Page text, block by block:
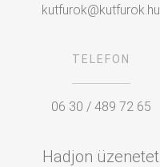
kutfurok@kutfurok.hu
TELEFON
06 30 / 489 72 65
Hadjon üzenetet